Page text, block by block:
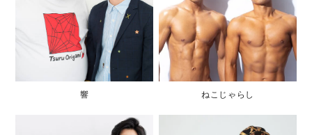
響 ねこじゃらし